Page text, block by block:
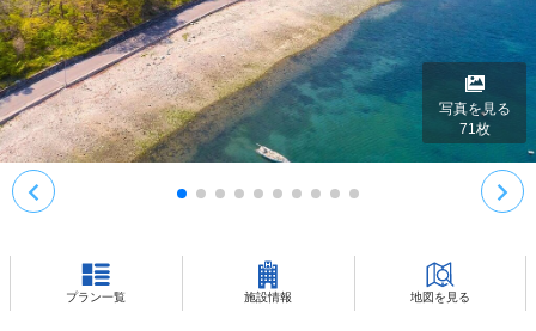
写真を見る
71枚
プラン一覧 施設情報 地図を見る